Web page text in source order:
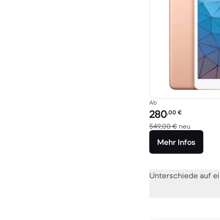
Ab
Preis des erneuerten
280,00 €
549,00 € neu
Mehr Infos
Unterschiede auf